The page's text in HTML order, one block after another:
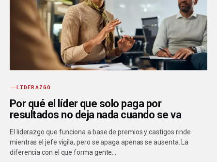
LIDERAZGO
Por qué el líder que solo paga por
resultados no deja nada cuando se va
El liderazgo que funciona a base de premios y castigos rinde
mientras el jefe vigila, pero se apaga apenas se ausenta. La
diferencia con el que forma gente…